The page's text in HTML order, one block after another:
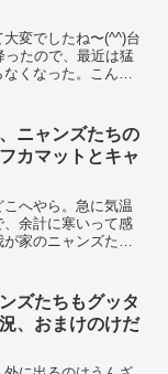
変でしたね〜(^^)台
ったので、最近は猛
くなった。こんな
家のニャンズも、
ニャンズたちの
カマットとキャ
へやら。急に気温
余計に寒いって感
家のニャンズたち
ト（我が家のみの
ズたちもグッタ
、おまけのけだ